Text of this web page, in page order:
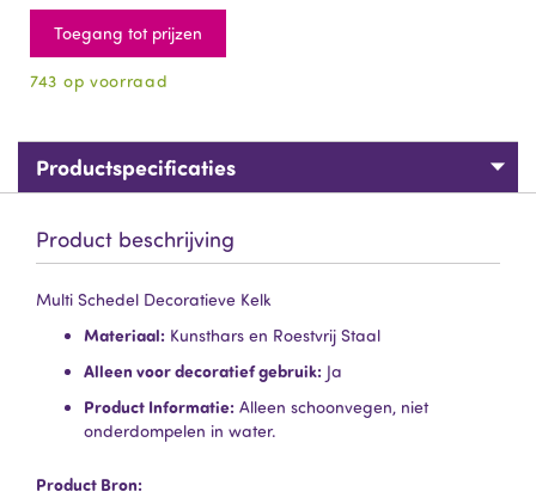
Toegang tot prijzen
743 op voorraad
Productspecificaties
Product beschrijving
Multi Schedel Decoratieve Kelk
Materiaal: Kunsthars en Roestvrij Staal
Alleen voor decoratief gebruik: Ja
Product Informatie: Alleen schoonvegen, niet
onderdompelen in water.
Product Bron: